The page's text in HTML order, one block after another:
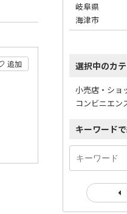
追加
岐阜県
海津市
選択中のカ
小売店・ショ
コンビニエン
キーワード